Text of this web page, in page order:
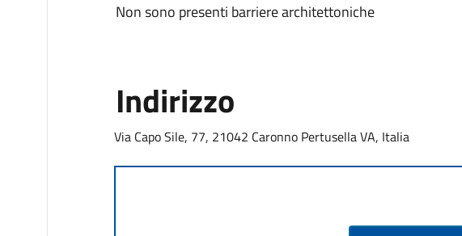
Non sono presenti barriere architettoniche
Indirizzo
Via Capo Sile, 77, 21042 Caronno Pertusella VA, Italia